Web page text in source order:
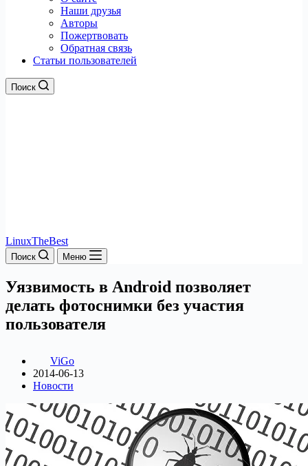
Наши друзья
Авторы
Пожертвовать
Обратная связь
Статьи пользователей
Поиск
LinuxTheBest
Поиск Меню
Уязвимость в Android позволяет
делать фотоснимки без участия
пользователя
ViGo
2014-06-13
Новости